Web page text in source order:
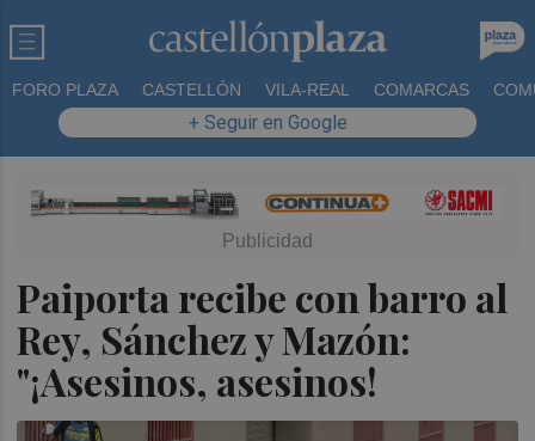
FORO PLAZA CASTELLÓN VILA-REAL COMARCAS
+ Seguir en Google
Paiporta recibe con barro al
Rey, Sánchez y Mazón:
"¡Asesinos, asesinos!